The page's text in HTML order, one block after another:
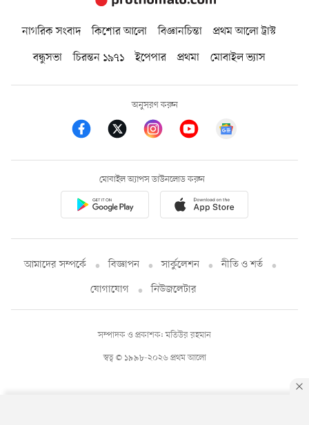
নাগরিক সংবাদ কিশোর আলো বিজ্ঞানচিন্তা
প্রথম আলো ট্রাস্ট
বন্ধুসভা
চিরন্তন ১৯৭১ ইপেপার প্রথমা মোবাইল ভ্যাস
অনুসরণ করুন
মোবাইল অ্যাপস ডাউনলোড করুন
আমাদের সম্পর্কে বিজ্ঞাপন সার্কুলেশন
নীতি ও শর্ত
যোগাযোগ
নিউজলেটার
স্বত্ব © ১৯৯৮-২০২৬ প্রথম আলো
সম্পাদক ও প্রকাশক: মতিউর রহমান